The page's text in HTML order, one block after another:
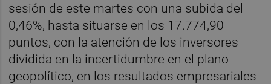
sesión de este martes con una subida del
0,46%, hasta situarse en los 17.774,90
puntos, con la atención de los inversores
dividida en la incertidumbre en el plano
geopolítico, en los resultados empresariales